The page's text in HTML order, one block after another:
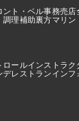
ント・ベル事務売店
調理補助裏方マリン
ロールインストラク
デレストラン インフ